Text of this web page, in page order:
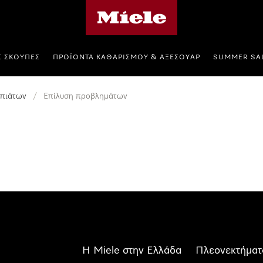
ΣΚΟΎΠΕΣ ΠΡΟΪΌΝΤΑ ΚΑΘΑΡΙΣΜΟΎ & ΑΞΕΣΟΥΆΡ SUMMER
/ Επίλυση προβλημάτων
Η Miele στην Ελλάδα